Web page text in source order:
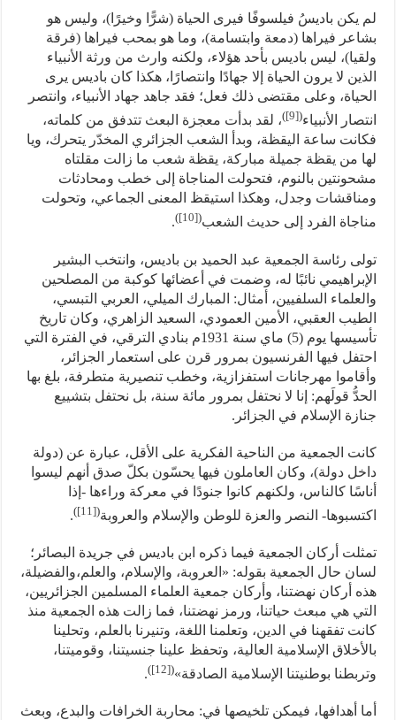
لم يكن باديسُ فيلسوفًا فيرى الحياة (شرًّا وخيرًا)، وليس هو
بشاعر فيراها (دمعة وابتسامة)، وما هو بمحب فيراها (فرقة
ولقيا)، ليس باديس بأحد هؤلاء، ولكنه وارث من ورثة الأنبياء
الذين لا يرون الحياة إلا جهادًا وانتصارًا، هكذا كان باديس يرى
الحياة، وعلى مقتضى ذلك فعل؛ فقد جاهد جهاد الأنبياء، وانتصر
انتصار الأنبياء(
[9]
)، لقد بدأت معجزة البعث تتدفق من كلماته،
فكانت ساعة اليقظة، وبدأ الشعب الجزائري المخدّر يتحرك، ويا
لها من يقظة جميلة مباركة، يقظة شعب ما زالت مقلتاه
مشحونتين بالنوم، فتحولت المناجاة إلى خطب ومحادثات
ومناقشات وجدل، وهكذا استيقظ المعنى الجماعي، وتحولت
مناجاة الفرد إلى حديث الشعب(
[10]
)
.
تولى رئاسة الجمعية عبد الحميد بن باديس، وانتخب البشير
الإبراهيمي نائبًا له، وضمت في أعضائها كوكبة من المصلحين
والعلماء السلفيين، أمثال: المبارك الميلي، العربي التبسي،
الطيب العقبي، الأمين العمودي، السعيد الزاهري، وكان تاريخ
تأسيسها يوم (5) ماي سنة 1931م بنادي الترقي، في الفترة التي
احتفل فيها الفرنسيون بمرور قرن على استعمار الجزائر،
وأقاموا مهرجانات استفزازية، وخطب تنصيرية متطرفة، بلغ بها
الحدُّ قولَهم: إنا لا نحتفل بمرور مائة سنة، بل نحتفل بتشييع
جنازة الإسلام في الجزائر.
كانت الجمعية من الناحية الفكرية على الأقل، عبارة عن (دولة
داخل دولة)، وكان العاملون فيها يحسّون بكلّ صدق أنهم ليسوا
أناسًا كالناس، ولكنهم كانوا جنودًا في معركة وراءها -إذا
اكتسبوها- النصر والعزة للوطن والإسلام والعروبة(
[11]
)
.
تمثلت أركان الجمعية فيما ذكره ابن باديس في جريدة البصائر؛
لسان حال الجمعية بقوله: «العروبة، والإسلام، والعلم،والفضيلة،
هذه أركان نهضتنا، وأركان جمعية العلماء المسلمين الجزائريين،
التي هي مبعث حياتنا، ورمز نهضتنا، فما زالت هذه الجمعية منذ
كانت تفقهنا في الدين، وتعلمنا اللغة، وتنيرنا بالعلم، وتحلينا
بالأخلاق الإسلامية العالية، وتحفظ علينا جنسيتنا، وقوميتنا،
وتربطنا بوطنيتنا الإسلامية الصادقة»(
[12]
)
.
أما أهدافها، فيمكن تلخيصها في: محاربة الخرافات والبدع، وبعث